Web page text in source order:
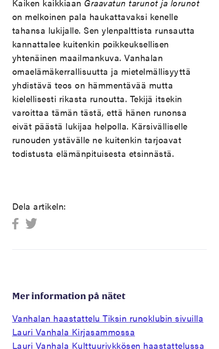
Kaiken kaikkiaan Graavatun tarunot ja lorunot
on melkoinen pala haukattavaksi kenelle
tahansa lukijalle. Sen ylenpalttista runsautta
kannattalee kuitenkin poikkeuksellisen
yhtenäinen maailmankuva. Vanhalan
omaelämäkerrallisuutta ja mietelmällisyyttä
yhdistävä teos on hämmentävää mutta
kielellisesti rikasta runoutta. Tekijä itsekin
varoittaa tämän tästä, että hänen runonsa
eivät päästä lukijaa helpolla. Kärsivälliselle
runouden ystävälle ne kuitenkin tarjoavat
todistusta elämänpituisesta etsinnästä.
Dela artikeln:
Mer information på nätet
Vanhalan haastattelu Tiksin runoklubin sivuilla
Lauri Vanhala Kirjasammossa
Lauri Vanhala Kulttuuriykkösen haastattelussa